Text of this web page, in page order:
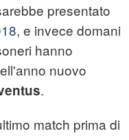
presentato
e invece domani
hanno
nuovo
.
match prima di